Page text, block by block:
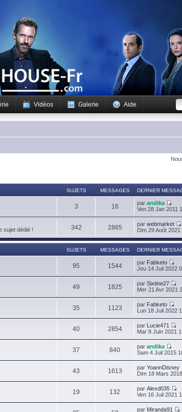
Vidéos Galerie Aide
SUJETS MESSAGES DERNIER
3 16 par andika
Ven 28 Jan 2011
sujet dédié ! 342 2865 par webmarket
Dim 29 Août 2021
SUJETS MESSAGES DERNIER
95 1544 par Fabketo
Jeu 14 Juil 2022
49 1825 par Sixtine27
Mer 21 Avr 2021
35 1123 par Fabketo
Lun 18 Juil 2022
40 2854 par Lucie471
Mar 8 Juin 2021
37 840 par andika
Sam 4 Juil 2015
43 1613 par YoannDisney
Dim 18 Mars
19 132 par Alexd035
Ven 16 Juil 2021
par Miranda91